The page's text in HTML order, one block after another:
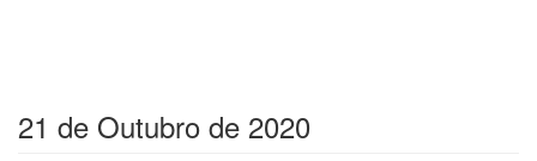
21 de Outubro de 2020